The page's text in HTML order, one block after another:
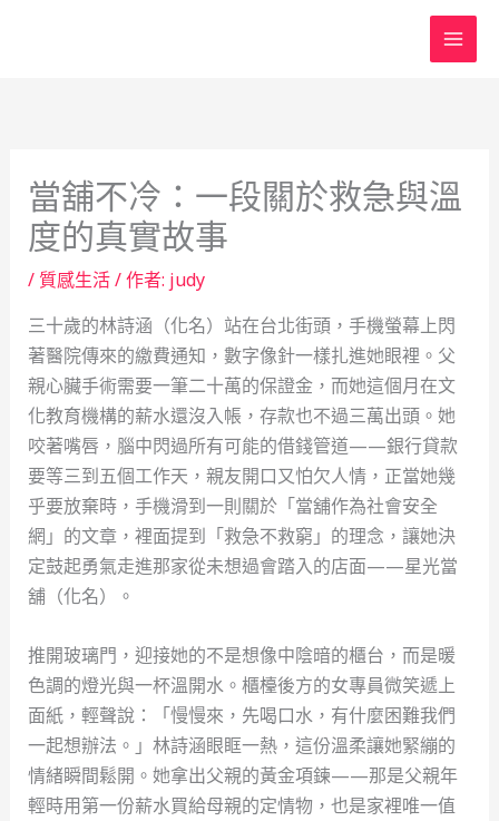
當舖不冷：一段關於救急與溫
度的真實故事
/ 質感生活/ 作者: judy
三十歲的林詩涵（化名）站在台北街頭，手機螢幕上閃
著醫院傳來的繳費通知，數字像針一樣扎進她眼裡。父
親心臟手術需要一筆二十萬的保證金，而她這個月在文
化教育機構的薪水還沒入帳，存款也不過三萬出頭。她
咬著嘴唇，腦中閃過所有可能的借錢管道——銀行貸款
要等三到五個工作天，親友開口又怕欠人情，正當她幾
乎要放棄時，手機滑到一則關於「當舖作為社會安全
網」的文章，裡面提到「救急不救窮」的理念，讓她決
定鼓起勇氣走進那家從未想過會踏入的店面——星光當
舖（化名）。
推開玻璃門，迎接她的不是想像中陰暗的櫃台，而是暖
色調的燈光與一杯溫開水。櫃檯後方的女專員微笑遞上
面紙，輕聲說：「慢慢來，先喝口水，有什麼困難我們
一起想辦法。」林詩涵眼眶一熱，這份溫柔讓她緊繃的
情緒瞬間鬆開。她拿出父親的黃金項鍊——那是父親年
輕時用第一份薪水買給母親的定情物，也是家裡唯一值